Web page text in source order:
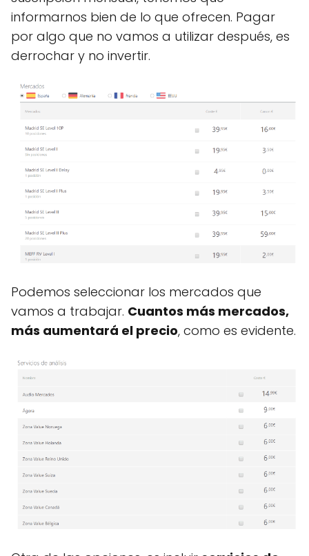
informarnos bien de lo que ofrecen. Pagar
por algo que no vamos a utilizar después, es
derrochar y no invertir.
Podemos seleccionar los mercados que
vamos a trabajar. Cuantos más mercados,
más aumentará el precio, como es evidente.